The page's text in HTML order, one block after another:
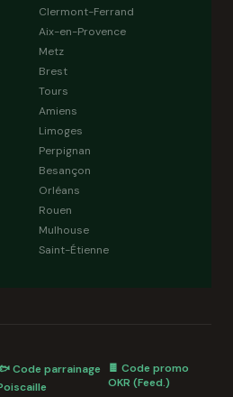
Clermont-Ferrand
Aix-en-Provence
Metz
Brest
Tours
Amiens
Limoges
Perpignan
Besançon
Orléans
Rouen
Mulhouse
Saint-Étienne
Code parrainage
🍫 Code promo
OKR (Feed.)